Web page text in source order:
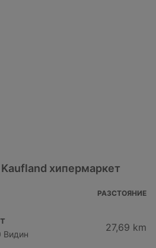
хипермаркет
РАЗСТОЯНИЕ
Видин
27,69 km